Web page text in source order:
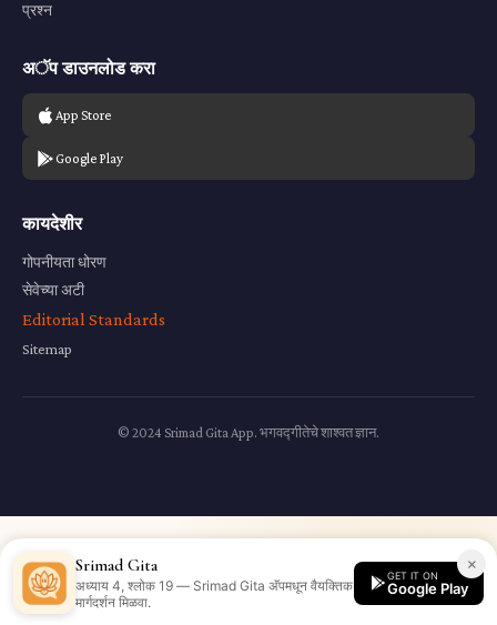
प्रश्न
अॅप डाउनलोड करा
App Store
Google Play
कायदेशीर
गोपनीयता धोरण
सेवेच्या अटी
Editorial Standards
Sitemap
© 2024 Srimad Gita App. भगवद्गीतेचे शाश्वत ज्ञान.
×
Srimad Gita
अध्याय 4, श्लोक 19 — Srimad Gita अ‍ॅपमधून वैयक्तिक
मार्गदर्शन मिळवा.
GET IT ON
Google Play